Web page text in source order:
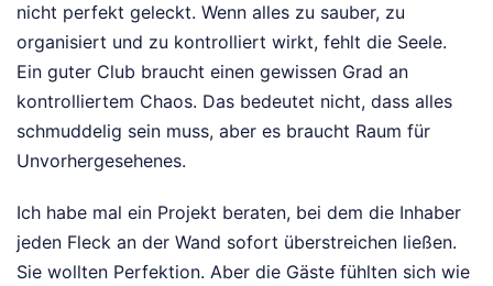
nicht perfekt geleckt. Wenn alles zu sauber, zu
organisiert und zu kontrolliert wirkt, fehlt die Seele.
Ein guter Club braucht einen gewissen Grad an
kontrolliertem Chaos. Das bedeutet nicht, dass alles
schmuddelig sein muss, aber es braucht Raum für
Unvorhergesehenes.
Ich habe mal ein Projekt beraten, bei dem die Inhaber
jeden Fleck an der Wand sofort überstreichen ließen.
Sie wollten Perfektion. Aber die Gäste fühlten sich wie